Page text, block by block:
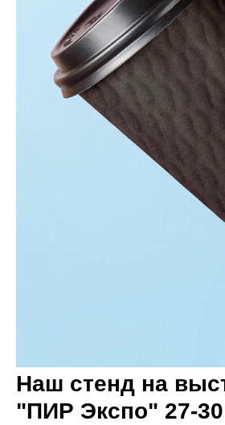
Наш стенд на
"ПИР Экспо" 27-30